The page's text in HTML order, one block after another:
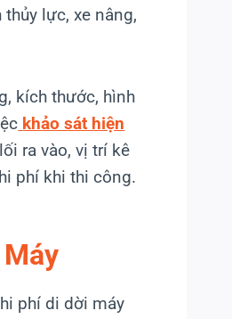
lực, xe nâng,
kích thước, hình
khảo sát hiện
ra vào, vị trí kê
phí khi thi công.
phí di dời máy